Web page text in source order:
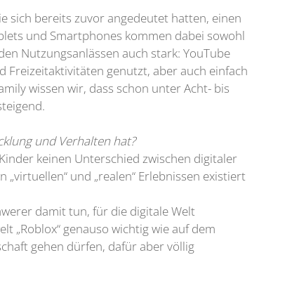
sich bereits zuvor angedeutet hatten, einen
und Smartphones kommen dabei sowohl
Nutzungsanlässen auch stark: YouTube
Freizeitaktivitäten genutzt, aber auch einfach
wissen wir, dass schon unter Acht- bis
und Verhalten hat?
keinen Unterschied zwischen digitaler
und „realen“ Erlebnissen existiert
damit tun, für die digitale Welt
„Roblox“ genauso wichtig wie auf dem
gehen dürfen, dafür aber völlig